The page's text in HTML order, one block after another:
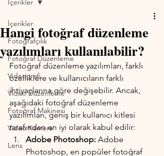
İçerikler
Fotoğrafçılık
Fotoğraf Düzenleme
Videografi
Video Düzenleme
Fotoğraf Makinesi
Video Kamera
Lens
İçerikler
Hangi fotoğraf düzenleme
yazılımları kullanılabilir?
Fotoğraf düzenleme yazılımları, farklı
özelliklere ve kullanıcıların farklı
ihtiyaçlarına göre değişebilir. Ancak,
aşağıdaki fotoğraf düzenleme
yazılımları, geniş bir kullanıcı kitlesi
tarafından en iyi olarak kabul edilir:
Adobe Photoshop: Adobe
Photoshop, en popüler fotoğraf